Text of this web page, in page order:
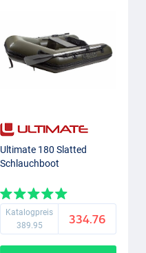
Ultimate 180 Slatted
Schlauchboot
Katalogpreis
389.95
334.76